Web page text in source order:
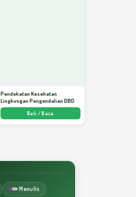
Pendekatan Kesehatan
Lingkungan Pengendalian DBD
Beli / Baca
✏️ Menulis